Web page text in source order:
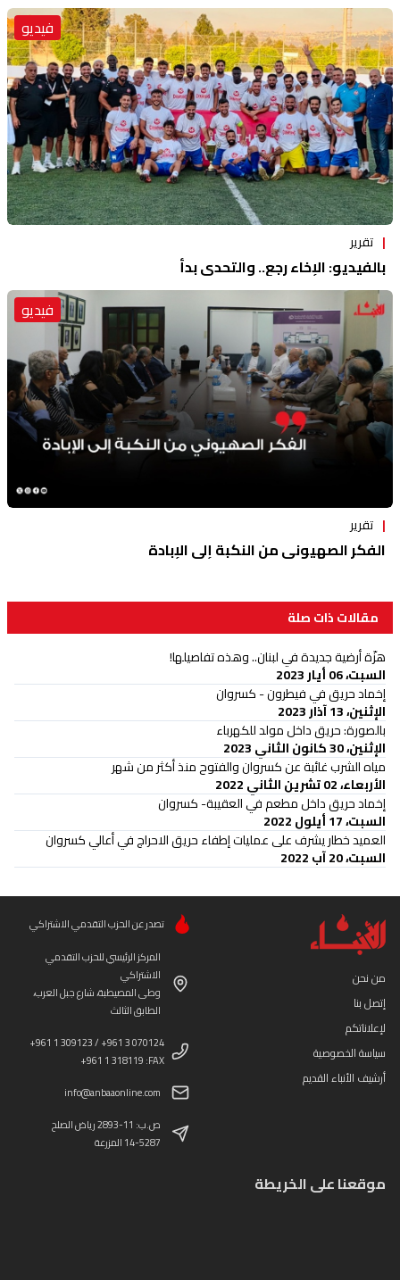
فيديو
تقرير
بالفيديو: الإخاء رجع.. والتحدي بدأ
فيديو
تقرير
الفكر الصهيوني من النكبة إلى الإبادة
مقالات ذات صلة
هزّة أرضية جديدة في لبنان.. وهذه تفاصيلها!
السبت، 06 أيار 2023
إخماد حريق في فيطرون - كسروان
الإثنين، 13 آذار 2023
بالصورة: حريق داخل مولد للكهرباء
الإثنين، 30 كانون الثاني 2023
مياه الشرب غائبة عن كسروان والفتوح منذ أكثر من شهر
الأربعاء، 02 تشرين الثاني 2022
إخماد حريق داخل مطعم في العقيبة- كسروان
السبت، 17 أيلول 2022
العميد خطار يشرف على عمليات إطفاء حريق الاحراج في أعالي كسروان
السبت، 20 آب 2022
من نحن
إتصل بنا
لإعلاناتكم
سياسة الخصوصية
أرشيف الأنباء القديم
تصدر عن الحزب التقدمي الاشتراكي
المركز الرئيسي للحزب التقدمي
الاشتراكي
وطى المصيطبة، شارع جبل العرب،
الطابق الثالث
+961 1 309123 / +961 3 070124
+961 1 318119 :FAX
info@anbaaonline.com
ص.ب: 11-2893 رياض الصلح
14-5287 المزرعة
موقعنا على الخريطة